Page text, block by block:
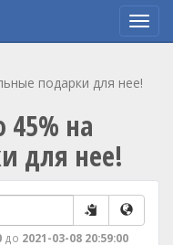
подарки для нее!
на
для нее!
до 2021-03-08 20:59:00